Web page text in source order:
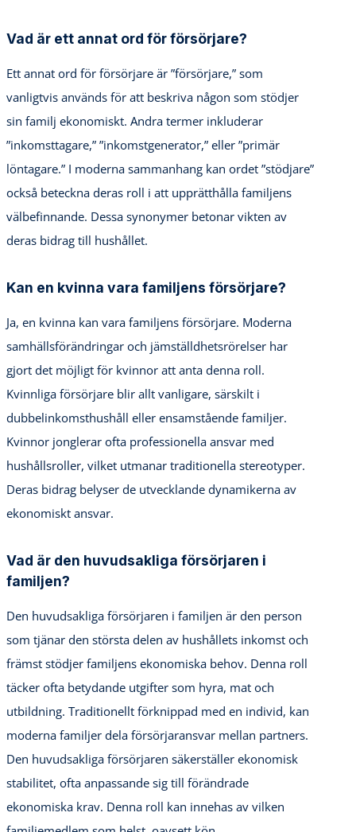
Vad är ett annat ord för försörjare?
Ett annat ord för försörjare är ”försörjare,” som
vanligtvis används för att beskriva någon som stödjer
sin familj ekonomiskt. Andra termer inkluderar
”inkomsttagare,” ”inkomstgenerator,” eller ”primär
löntagare.” I moderna sammanhang kan ordet ”stödjare”
också beteckna deras roll i att upprätthålla familjens
välbefinnande. Dessa synonymer betonar vikten av
deras bidrag till hushållet.
Kan en kvinna vara familjens försörjare?
Ja, en kvinna kan vara familjens försörjare. Moderna
samhällsförändringar och jämställdhetsrörelser har
gjort det möjligt för kvinnor att anta denna roll.
Kvinnliga försörjare blir allt vanligare, särskilt i
dubbelinkomsthushåll eller ensamstående familjer.
Kvinnor jonglerar ofta professionella ansvar med
hushållsroller, vilket utmanar traditionella stereotyper.
Deras bidrag belyser de utvecklande dynamikerna av
ekonomiskt ansvar.
Vad är den huvudsakliga försörjaren i
familjen?
Den huvudsakliga försörjaren i familjen är den person
som tjänar den största delen av hushållets inkomst och
främst stödjer familjens ekonomiska behov. Denna roll
täcker ofta betydande utgifter som hyra, mat och
utbildning. Traditionellt förknippad med en individ, kan
moderna familjer dela försörjaransvar mellan partners.
Den huvudsakliga försörjaren säkerställer ekonomisk
stabilitet, ofta anpassande sig till förändrade
ekonomiska krav. Denna roll kan innehas av vilken